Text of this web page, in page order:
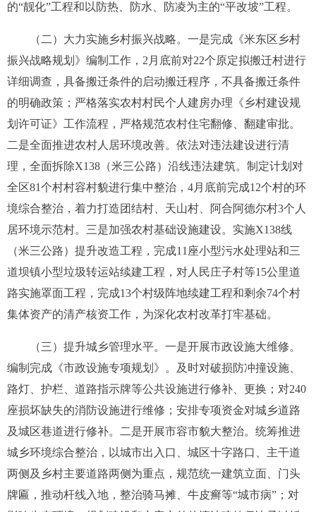
的“靓化”工程和以防热、防水、防凌为主的“平改坡”工程。
（二）大力实施乡村振兴战略。一是完成《米东区乡村
振兴战略规划》编制工作， 2 月底前对22个原定拟搬迁村进行
详细调查，具备搬迁条件的启动搬迁程序，不具备搬迁条件
的明确政策；严格落实农村村民个人建房办理《乡村建设规
划许可证》工作流程，严格规范农村住宅翻修、翻建审批。
二是全面推进农村人居环境改善。依法对违法建设进行清
理，全面拆除X138 （米三公路）沿线违法建筑。制定计划对
全区81个村村容村貌进行集中整治， 4月底前完成12个村的环
境综合整治，着力打造团结村、天山村、阿合阿德尔村3个人
居环境示范村。三是加强农村基础设施建设。实施X138线
（米三公路）提升改造工程，完成11 座小型污水处理站和三
道坝镇小型垃圾转运站续建工程，对人民庄子村等15公里道
路实施罩面工程，完成13个村级阵地续建工程和剩余74个村
集体资产的清产核资工作，为深化农村改革打牢基础。
（三）提升城乡管理水平。 一是开展市政设施大维修。
编制完成《市政设施专项规划》。及时对破损防冲撞设施、
路灯、护栏、道路指示牌等公共设施进行修补、更换；对240
座损坏缺失的消防设施进行维修；安排专项资金对城乡道路
及城区巷道进行修补。二是开展市容市貌大整治。统筹推进
城乡环境综合整治，以城市出入口、城区十字路口、主干道
两侧及乡村主要道路两侧为重点，规范统一建筑立面、门头
牌匾，推动杆线入地，整治骑马摊、牛皮癣等“城市病”；对